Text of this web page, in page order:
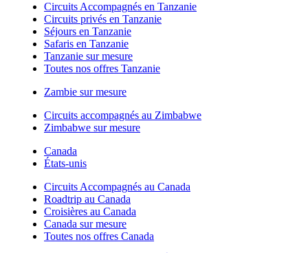
Circuits Accompagnés en Tanzanie
Circuits privés en Tanzanie
Séjours en Tanzanie
Safaris en Tanzanie
Tanzanie sur mesure
Toutes nos offres Tanzanie
Zambie sur mesure
Circuits accompagnés au Zimbabwe
Zimbabwe sur mesure
Canada
États-unis
Circuits Accompagnés au Canada
Roadtrip au Canada
Croisières au Canada
Canada sur mesure
Toutes nos offres Canada